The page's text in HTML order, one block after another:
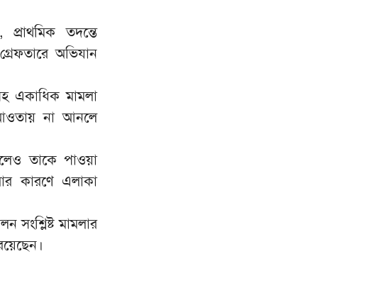
প্রাথমিক তদন্তে
অভিযান
একাধিক মামলা
না আনলে
তাকে পাওয়া
কারণে এলাকা
মামলার